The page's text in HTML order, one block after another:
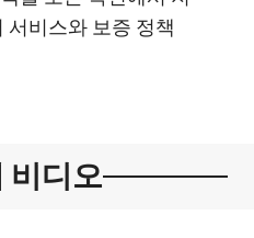
서비스와 보증 정책
비디오